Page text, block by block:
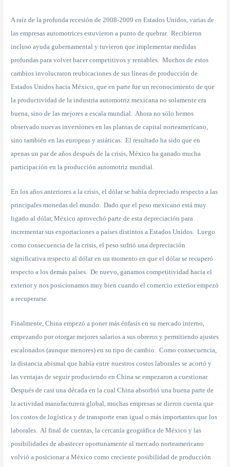
A raíz de la profunda recesión de 2008-2009 en Estados Unidos, varias de
las empresas automotrices estuvieron a punto de quebrar. Recibieron
incluso ayuda gubernamental y tuvieron que implementar medidas
profundas para volver hacer competitivos y rentables. Muchos de estos
cambios involucraron reubicaciones de sus líneas de producción de
Estados Unidos hacia México, que en parte fue un reconocimiento de que
la productividad de la industria automotriz mexicana no solamente era
buena, sino de las mejores a escala mundial. Ahora no sólo hemos
observado nuevas inversiones en las plantas de capital norteamericano,
sino también en las europeas y asiáticas. El resultado ha sido que en
apenas un par de años después de la crisis, México ha ganado mucha
participación en la producción automotriz mundial.
En los años anteriores a la crisis, el dólar se había depreciado respecto a las
principales monedas del mundo. Dado que el peso mexicano está muy
ligado al dólar, México aprovechó parte de esta depreciación para
incrementar sus exportaciones a países distintos a Estados Unidos. Luego
como consecuencia de la crisis, el peso sufrió una depreciación
significativa respecto al dólar en un momento en que el dólar se recuperó
respecto a los demás países. De nuevo, ganamos competitividad hacia el
exterior y nos posicionamos muy bien cuando el comercio exterior empezó
a recuperarse.
Finalmente, China empezó a poner más énfasis en su mercado interno,
empezando por otorgar mejores salarios a sus obreros y permitiendo ajustes
escalonados (aunque menores) en su tipo de cambio. Como consecuencia,
la distancia abismal que había entre nuestros costos laborales se acortó y
las ventajas de seguir produciendo en China se empezaron a cuestionar.
Después de casi una década en la cual China absorbió una buena parte de
la actividad manufacturera global, muchas empresas se dieron cuenta que
los costos de logística y de transporte eran igual o más importantes que los
laborales. Al final de cuentas, la cercanía geográfica de México y las
posibilidades de abastecer oportunamente al mercado norteamericano
volvió a posicionar a México como creciente posibilidad de producción